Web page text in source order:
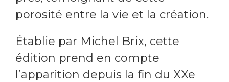
porosité entre la vie et la création.
Établie par Michel Brix, cette
édition prend en compte
l’apparition depuis la fin du XXe